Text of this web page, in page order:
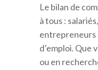
Le bilan de
à tous :
entrepreneurs
d’emploi. Que
ou en